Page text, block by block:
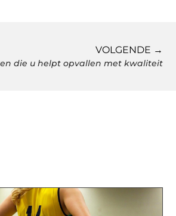
VOLGENDE →
die u helpt opvallen met kwaliteit